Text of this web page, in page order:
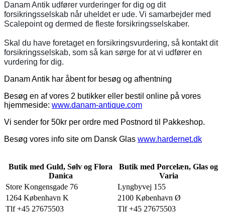
Danam Antik udfører vurderinger for dig og dit
forsikringsselskab når uheldet er ude. Vi samarbejder med
Scalepoint og dermed de fleste forsikringsselskaber.
Skal du have foretaget en forsikringsvurdering, så kontakt dit
forsikringsselskab, som så kan sørge for at vi udfører en
vurdering for dig.
Danam Antik har åbent for besøg og afhentning
Besøg en af vores 2 butikker eller bestil online på vores
hjemmeside: www.danam-antique.com
Vi sender for 50kr per ordre med Postnord til Pakkeshop.
Besøg vores info site om Dansk Glas www.hardernet.dk
Butik med Guld, Sølv og Flora
Danica
Butik med Porcelæn, Glas og
Varia
Store Kongensgade 76
Lyngbyvej 155
1264 København K
2100 København Ø
Tlf +45 27675503
Tlf +45 27675503